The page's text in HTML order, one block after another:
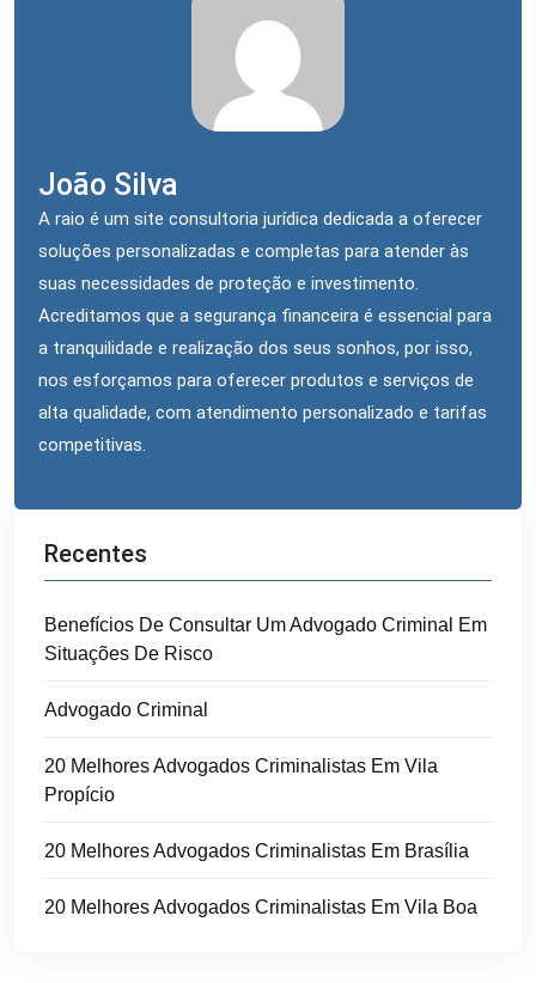
João Silva
A raio é um site consultoria jurídica dedicada a oferecer
soluções personalizadas e completas para atender às
suas necessidades de proteção e investimento.
Acreditamos que a segurança financeira é essencial para
a tranquilidade e realização dos seus sonhos, por isso,
nos esforçamos para oferecer produtos e serviços de
alta qualidade, com atendimento personalizado e tarifas
competitivas.
Recentes
Benefícios De Consultar Um Advogado Criminal Em
Situações De Risco
Advogado Criminal
20 Melhores Advogados Criminalistas Em Vila
Propício
20 Melhores Advogados Criminalistas Em Brasília
20 Melhores Advogados Criminalistas Em Vila Boa